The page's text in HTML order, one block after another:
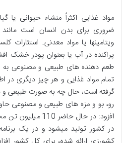
مواد غذایی اکثراً منشاء حیوانی یا
ضروری برای بدن انسان است مانند
پراکنده در آب یا بعنوان پودر خشک
طعم دهنده های طبیعی و مصنوعی به
تمام مواد غذایی و هر چیز دیگری در
گرفته است، حال چه به صورت طبیعی و
رو، بو و مزه های طبیعی و مصنوعی
افزود: در حال
در کشور تولید میشود و در یک